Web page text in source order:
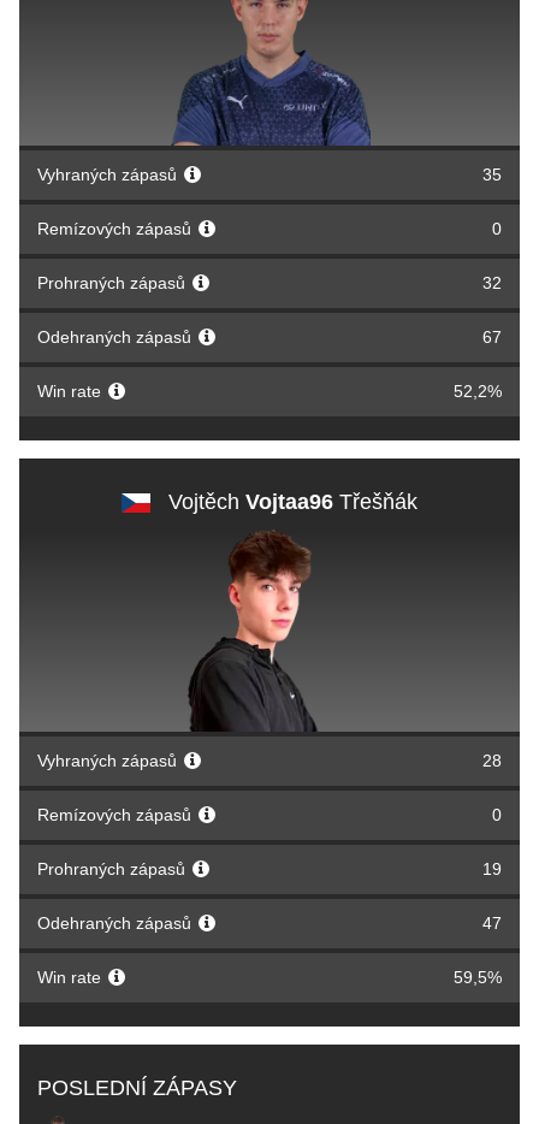
Vyhraných zápasů 35
Remízových zápasů 0
Prohraných zápasů 32
Odehraných zápasů 67
Win rate 52,2%
Vojtěch Vojtaa96 Třešňák
Vyhraných zápasů 28
Remízových zápasů 0
Prohraných zápasů 19
Odehraných zápasů 47
Win rate 59,5%
POSLEDNÍ ZÁPASY